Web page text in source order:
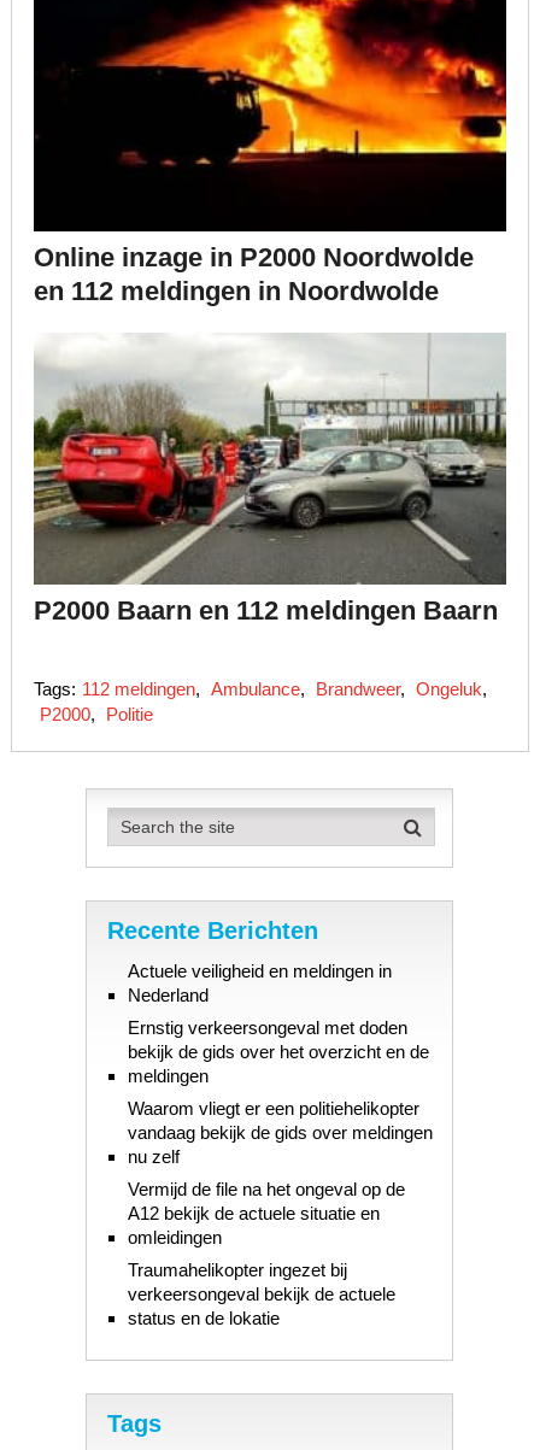
Online inzage in P2000 Noordwolde
en 112 meldingen in Noordwolde
P2000 Baarn en 112 meldingen Baarn
Tags: 112 meldingen, Ambulance, Brandweer, Ongeluk,
P2000, Politie
Recente Berichten
Actuele veiligheid en meldingen in
Nederland
Ernstig verkeersongeval met doden
bekijk de gids over het overzicht en de
meldingen
Waarom vliegt er een politiehelikopter
vandaag bekijk de gids over meldingen
nu zelf
Vermijd de file na het ongeval op de
A12 bekijk de actuele situatie en
omleidingen
Traumahelikopter ingezet bij
verkeersongeval bekijk de actuele
status en de lokatie
Tags